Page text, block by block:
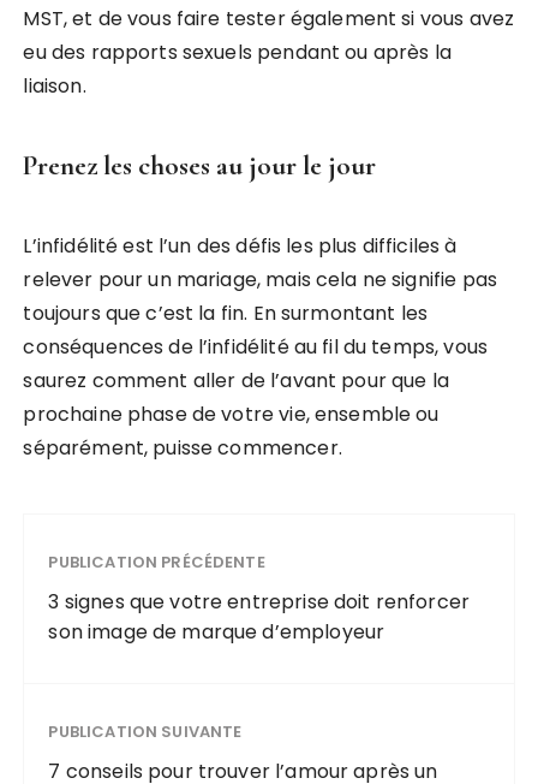
MST, et de vous faire tester également si vous avez
eu des rapports sexuels pendant ou après la
liaison.
Prenez les choses au jour le jour
L’infidélité est l’un des défis les plus difficiles à
relever pour un mariage, mais cela ne signifie pas
toujours que c’est la fin. En surmontant les
conséquences de l’infidélité au fil du temps, vous
saurez comment aller de l’avant pour que la
prochaine phase de votre vie, ensemble ou
séparément, puisse commencer.
PUBLICATION PRÉCÉDENTE
3 signes que votre entreprise doit renforcer
son image de marque d’employeur
PUBLICATION SUIVANTE
7 conseils pour trouver l’amour après un